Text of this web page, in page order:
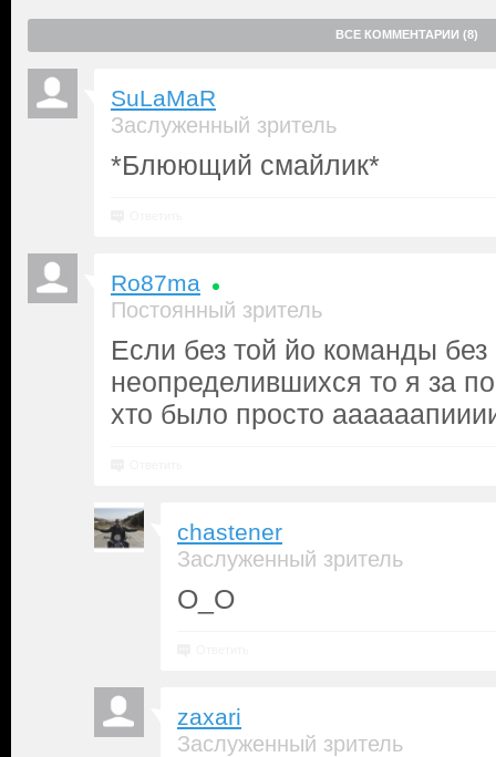
ВСЕ КОММЕНТАРИИ (8)
SuLaMaR
Заслуженный зритель
*Блюющий смайлик*
Ro87ma
Постоянный зритель
Если без той йо команды
неопределившихся то я за
хто было просто
chastener
Заслуженный зритель
О_О
zaxari
Заслуженный зритель